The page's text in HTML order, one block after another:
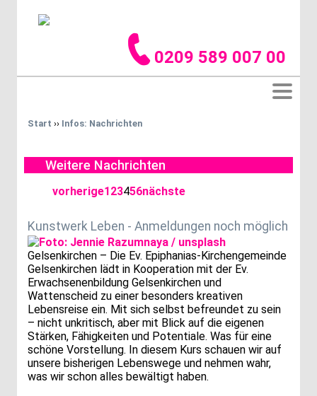
0209 589 007 00
Start ›› Infos: Nachrichten
Weitere Nachrichten
vorherige123456nächste
Kunstwerk Leben - Anmeldungen noch möglich
Gelsenkirchen – Die Ev. Epiphanias-Kirchengemeinde
Gelsenkirchen lädt in Kooperation mit der Ev.
Erwachsenenbildung Gelsenkirchen und
Wattenscheid zu einer besonders kreativen
Lebensreise ein. Mit sich selbst befreundet zu sein
– nicht unkritisch, aber mit Blick auf die eigenen
Stärken, Fähigkeiten und Potentiale. Was für eine
schöne Vorstellung. In diesem Kurs schauen wir auf
unsere bisherigen Lebenswege und nehmen wahr,
was wir schon alles bewältigt haben.